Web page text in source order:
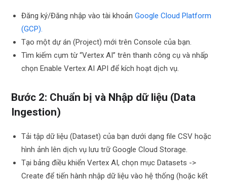
Đăng ký/Đăng nhập vào tài khoảnGoogle Cloud Platform
(GCP).
Tạo một dự án (Project) mới trên Console của bạn.
Tìm kiếm cụm từ “Vertex AI” trên thanh công cụ và nhấp
chọn Enable Vertex AI API để kích hoạt dịch vụ.
Bước 2: Chuẩn bị và Nhập dữ liệu (Data
Ingestion)
Tải tập dữ liệu (Dataset) của bạn dưới dạng file CSV hoặc
hình ảnh lên dịch vụ lưu trữ Google Cloud Storage.
Tại bảng điều khiển Vertex AI, chọn mục Datasets ->
Create để tiến hành nhập dữ liệu vào hệ thống (hoặc kết